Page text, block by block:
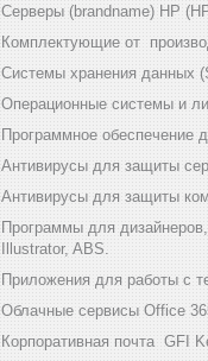
Серверы (brandname) HP
Комплектующие от
Системы хранения данных
Операционные системы и
Программное обеспечение
Антивирусы для защиты
Антивирусы для защиты
Программы для
Illustrator, ABS.
Приложения для работы с
Облачные сервисы Office
Корпоративная почта GFI